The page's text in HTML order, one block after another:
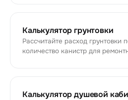
Калькулятор грунтовки
Рассчитайте расход грунтовки
количество канистр для
Калькулятор душевой